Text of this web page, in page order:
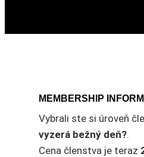
MEMBERSHIP
Vybrali ste si úroveň
vyzerá bežný deň?.
Cena členstva je teraz